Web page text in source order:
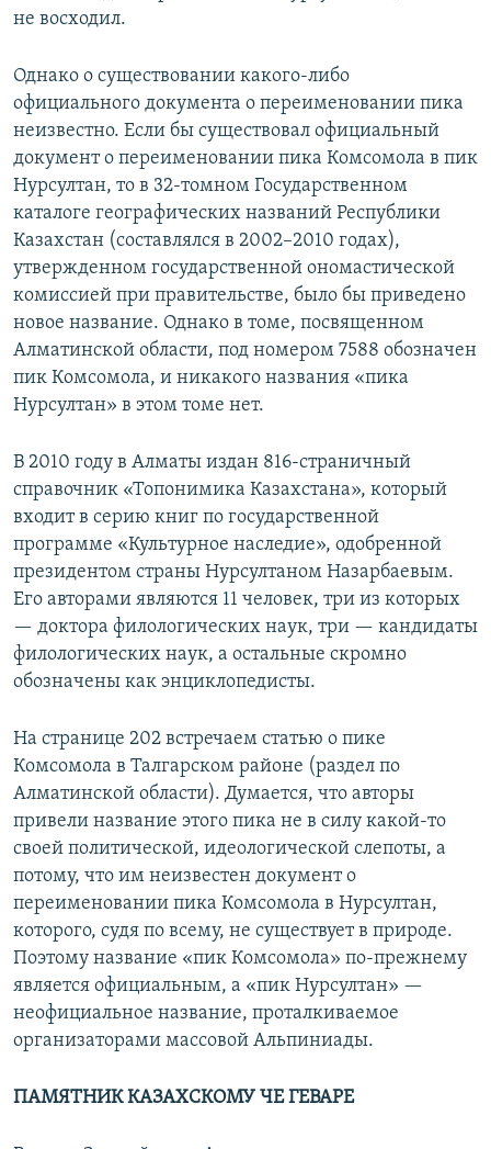
не восходил.
Однако о существовании какого-либо
официального документа о переименовании пика
неизвестно. Если бы существовал официальный
документ о переименовании пика Комсомола в пик
Нурсултан, то в 32-томном Государственном
каталоге географических названий Республики
Казахстан (составлялся в 2002–2010 годах),
утвержденном государственной ономастической
комиссией при правительстве, было бы приведено
новое название. Однако в томе, посвященном
Алматинской области, под номером 7588 обозначен
пик Комсомола, и никакого названия «пика
Нурсултан» в этом томе нет.
В 2010 году в Алматы издан 816-страничный
справочник «Топонимика Казахстана», который
входит в серию книг по государственной
программе «Культурное наследие», одобренной
президентом страны Нурсултаном Назарбаевым.
Его авторами являются 11 человек, три из которых
— доктора филологических наук, три — кандидаты
филологических наук, а остальные скромно
обозначены как энциклопедисты.
На странице 202 встречаем статью о пике
Комсомола в Талгарском районе (раздел по
Алматинской области). Думается, что авторы
привели название этого пика не в силу какой-то
своей политической, идеологической слепоты, а
потому, что им неизвестен документ о
переименовании пика Комсомола в Нурсултан,
которого, судя по всему, не существует в природе.
Поэтому название «пик Комсомола» по-прежнему
является официальным, а «пик Нурсултан» —
неофициальное название, проталкиваемое
организаторами массовой Альпиниады.
ПАМЯТНИК КАЗАХСКОМУ ЧЕ ГЕВАРЕ